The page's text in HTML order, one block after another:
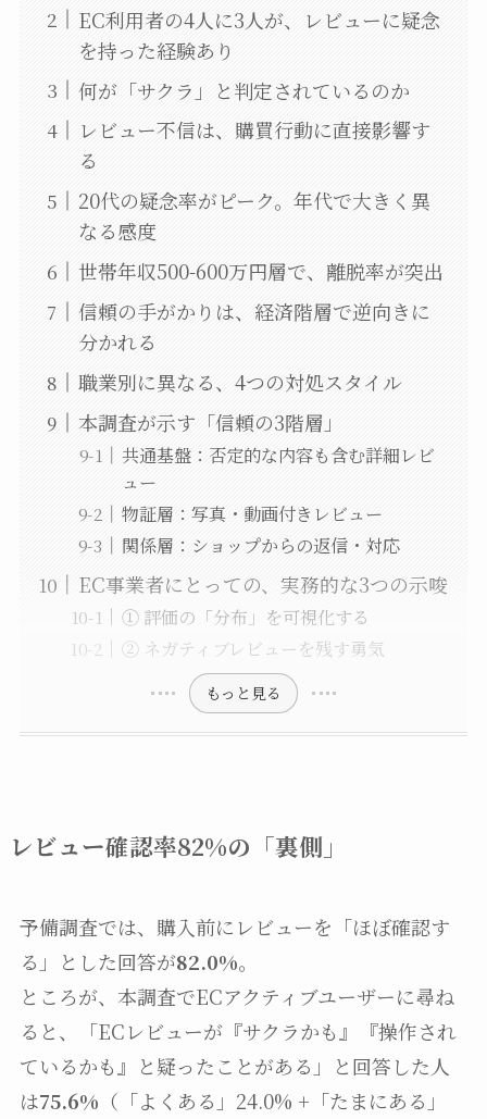
EC利用者の4人に3人が、レビューに疑念
を持った経験あり
何が「サクラ」と判定されているのか
レビュー不信は、購買行動に直接影響す
る
20代の疑念率がピーク。年代で大きく異
なる感度
世帯年収500-600万円層で、離脱率が突出
信頼の手がかりは、経済階層で逆向きに
分かれる
職業別に異なる、4つの対処スタイル
本調査が示す「信頼の3階層」
共通基盤：否定的な内容も含む詳細レビ
ュー
物証層：写真・動画付きレビュー
関係層：ショップからの返信・対応
EC事業者にとっての、実務的な3つの示唆
① 評価の「分布」を可視化する
② ネガティブレビューを残す勇気
もっと見る
レビュー確認率82%の「裏側」
予備調査では、購入前にレビューを「ほぼ確認す
る」とした回答が82.0%。
ところが、本調査でECアクティブユーザーに尋ね
ると、「ECレビューが『サクラかも』『操作され
ているかも』と疑ったことがある」と回答した人
は75.6% （「よくある」24.0% +「たまにある」